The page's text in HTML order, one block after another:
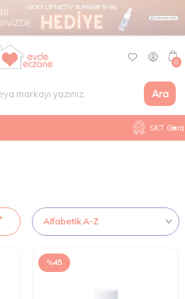
Ara
0
%45